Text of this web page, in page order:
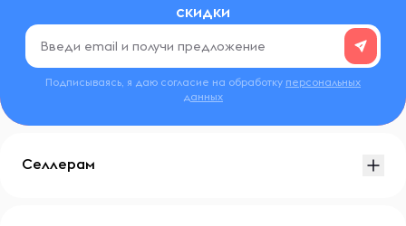
скидки
Подписываясь, я даю согласие на обработку персональных
данных
Селлерам